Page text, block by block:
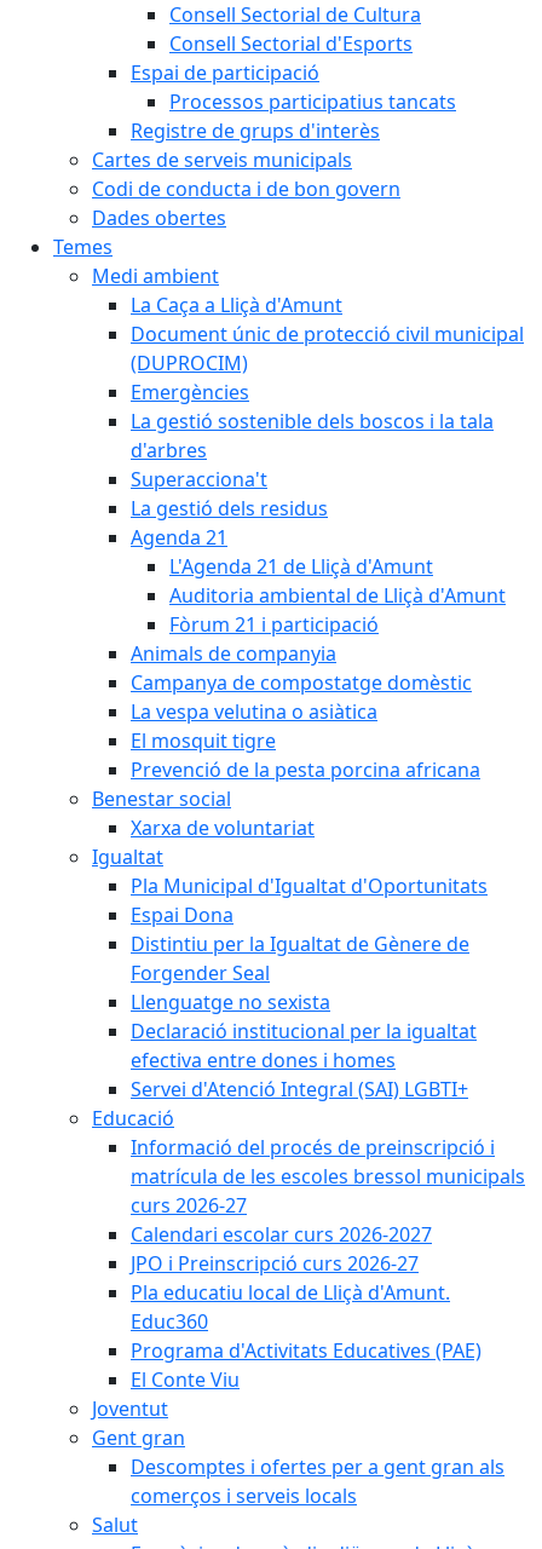
Consell Sectorial de Cultura
Consell Sectorial d'Esports
Espai de participació
Processos participatius tancats
Registre de grups d'interès
Cartes de serveis municipals
Codi de conducta i de bon govern
Dades obertes
Temes
Medi ambient
La Caça a Lliçà d'Amunt
Document únic de protecció civil municipal
(DUPROCIM)
Emergències
La gestió sostenible dels boscos i la tala
d'arbres
Superacciona't
La gestió dels residus
Agenda 21
L'Agenda 21 de Lliçà d'Amunt
Auditoria ambiental de Lliçà d'Amunt
Fòrum 21 i participació
Animals de companyia
Campanya de compostatge domèstic
La vespa velutina o asiàtica
El mosquit tigre
Prevenció de la pesta porcina africana
Benestar social
Xarxa de voluntariat
Igualtat
Pla Municipal d'Igualtat d'Oportunitats
Espai Dona
Distintiu per la Igualtat de Gènere de
Forgender Seal
Llenguatge no sexista
Declaració institucional per la igualtat
efectiva entre dones i homes
Servei d'Atenció Integral (SAI) LGBTI+
Educació
Informació del procés de preinscripció i
matrícula de les escoles bressol municipals
curs 2026-27
Calendari escolar curs 2026-2027
JPO i Preinscripció curs 2026-27
Pla educatiu local de Lliçà d'Amunt.
Educ360
Programa d'Activitats Educatives (PAE)
El Conte Viu
Joventut
Gent gran
Descomptes i ofertes per a gent gran als
comerços i serveis locals
Salut